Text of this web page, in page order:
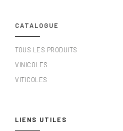
CATALOGUE
TOUS LES PRODUITS
VINICOLES
VITICOLES
LIENS UTILES